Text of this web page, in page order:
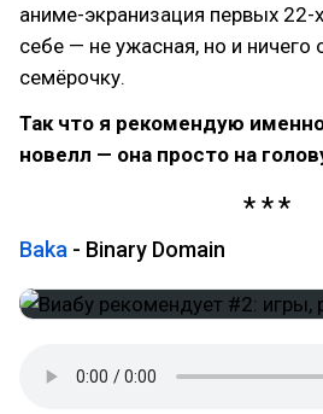
аниме-экранизация первых 22-
себе — не ужасная, но и ничего
семёрочку.
Так что я рекомендую
новелл — она просто на
Baka - Binary Domain